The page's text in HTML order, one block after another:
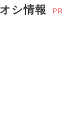
ウトドア
シ情報 PR